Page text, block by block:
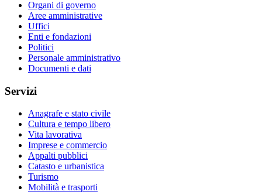
Organi di governo
Aree amministrative
Uffici
Enti e fondazioni
Politici
Personale amministrativo
Documenti e dati
Servizi
Anagrafe e stato civile
Cultura e tempo libero
Vita lavorativa
Imprese e commercio
Appalti pubblici
Catasto e urbanistica
Turismo
Mobilità e trasporti